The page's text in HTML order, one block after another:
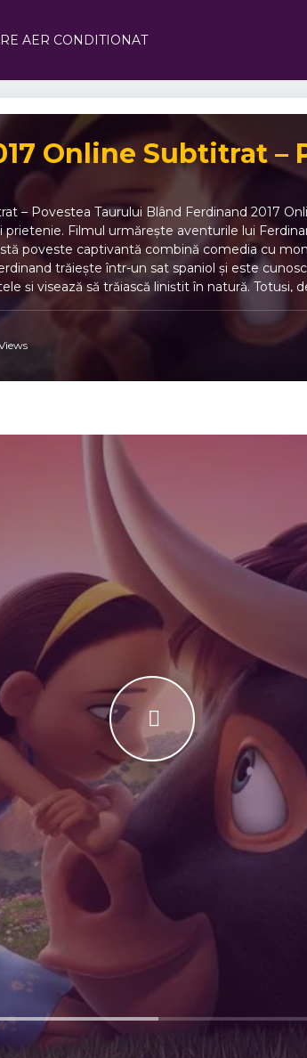
AER CONDITIONAT
Online Subtitrat –
– Povestea Taurului Blând Ferdinand 2017
prietenie. Filmul urmărește aventurile lui
poveste captivantă combină comedia cu
trăiește într-un sat spaniol și este
și visează să trăiască liniștit în natură.
tauri de luptă. Încearcă să evadeze și să-
Prin aceste experiențe, Ferdinand
2017 Online Subtitrat 🎬 Comedie și
taur și prieten adaugă farmec poveștii. 🎥
– experiență completă și accesibilă. 💖
de râsete și momente sensibile. Call-to-
de umor și aventură.👉 Descoperă aventurile
și trăiește fiecare moment amuzant și
lecție despre curaj, prietenie și acceptarea
familie. Dacă îți plac animațiile cu
ideală. 👉 Dă play acum și lasă-te purtat